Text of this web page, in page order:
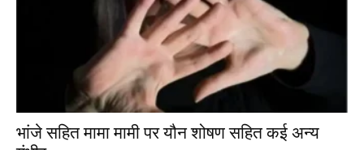
भांजे सहित मामा मामी पर यौन शोषण सहित कई अन्य